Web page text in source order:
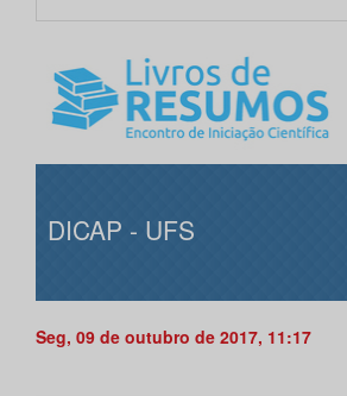
DICAP - UFS
Seg, 09 de outubro de 2017, 11:17